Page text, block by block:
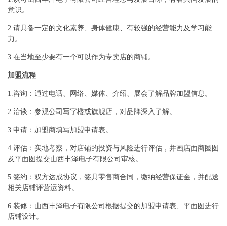
意识。
2.请具备一定的文化素养、身体健康、有较强的经营能力及学习能
力。
3.在当地至少要有一个可以作为专卖店的商铺。
加盟流程
1.咨询：通过电话、网络、媒体、介绍、展会了解品牌加盟信息。
2.洽谈：参观公司写字楼或旗舰店，对品牌深入了解。
3.申请：加盟商填写加盟申请表。
4.评估：实地考察，对店铺的投资与风险进行评估，并画店面商圈图
及平面图提交山西丰泽电子有限公司审核。
5.签约：双方达成协议，签具零售商合同，缴纳经营保证金，并配送
相关店铺评营运资料。
6.装修：山西丰泽电子有限公司根据提交的加盟申请表、平面图进行
店铺设计。